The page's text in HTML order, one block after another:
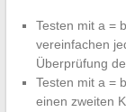
Testen mit a =
vereinfachen
Überprüfung
Testen mit a =
einen zweiten